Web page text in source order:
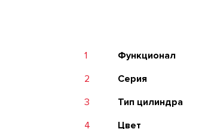
1 Функционал
2
Серия
3
Тип цилиндра
4
Цвет